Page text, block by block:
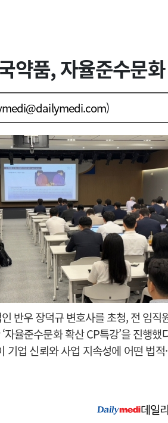
약품, 자율준수문
)
반우장덕규변호사를 초청,전 임직
율준수문화 확산 CP특강’을 진행
기업 신뢰와 사업 지속성에 어떤 법
데일